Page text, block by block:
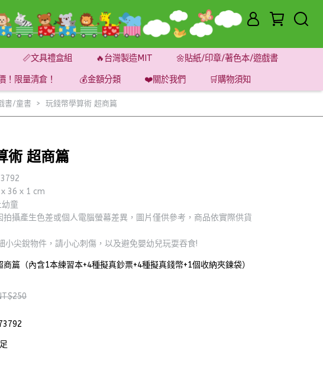
📏文具禮盒組 🔥台灣製造MIT 🌼貼紙/印章/著色本/遊戲書
！限量清倉！ 💰金額分類 ❤️關於我們 🛒購物須知
書/童書 玩錢幣學算術 超商篇
術 超商篇
36 x 1 cm
幼童
攝產生色差或個人電腦螢幕差異，圖片僅供參考，商品依實際供貨
小尖銳物件，請小心刺傷，以及避免嬰幼兒玩耍吞食!
篇（內含1本練習本+4種擬真鈔票+4種擬真錢幣+1個收納夾鍊袋）